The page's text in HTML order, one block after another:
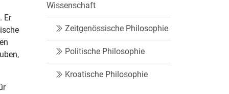
Er
Wissenschaft
Zeitgenössische Philosophie
Politische Philosophie
Kroatische Philosophie